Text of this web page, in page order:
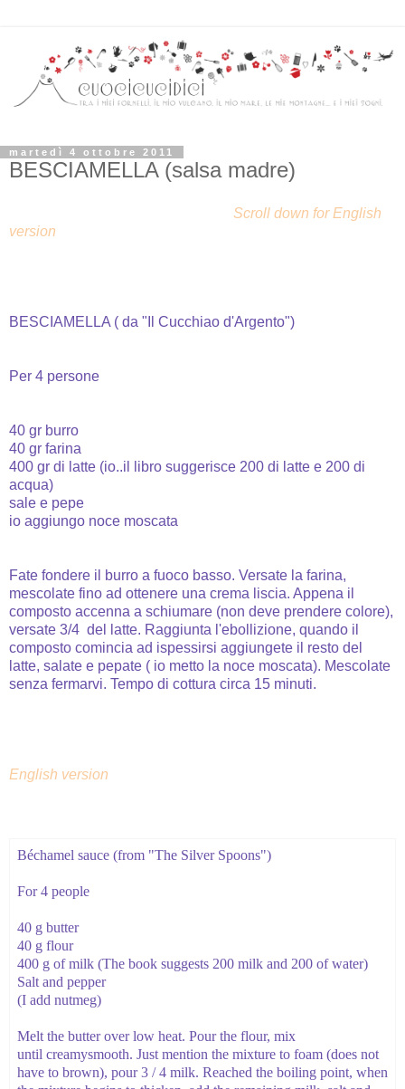
martedì 4 ottobre 2011
BESCIAMELLA (salsa madre)
Scroll down for English
version
BESCIAMELLA ( da "Il Cucchiao d'Argento")
Per 4 persone
40 gr burro
40 gr farina
400 gr di latte (io..il libro suggerisce 200 di latte e 200 di
acqua)
sale e pepe
io aggiungo noce moscata
Fate fondere il burro a fuoco basso. Versate la farina,
mescolate fino ad ottenere una crema liscia. Appena il
composto accenna a schiumare (non deve prendere colore),
versate 3/4 del latte. Raggiunta l'ebollizione, quando il
composto comincia ad ispessirsi aggiungete il resto del
latte, salate e pepate ( io metto la noce moscata). Mescolate
senza fermarvi. Tempo di cottura circa 15 minuti.
English version
Béchamel sauce (from "The Silver Spoons")
For 4 people
40 g butter
40 g flour
400 g of milk (The book suggests 200 milk and 200 ofwater)
Salt and pepper
(I add nutmeg)
Melt the butter over low heat. Pour the flour, mix
until creamysmooth. Just mention the mixture to foam (does not
have to brown), pour 3 / 4 milk. Reached the boiling point, when